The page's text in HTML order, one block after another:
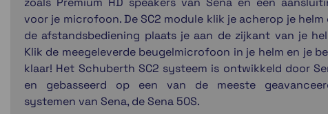
voor je microfoon. De SC2 module klik je acherop je helm
de afstandsbediening plaats je aan de zijkant van je
Klik de meegeleverde beugelmicrofoon in je helm en je
klaar! Het Schuberth SC2 systeem is ontwikkeld door
en gebasseerd op een van de meeste
systemen van Sena, de Sena 50S.